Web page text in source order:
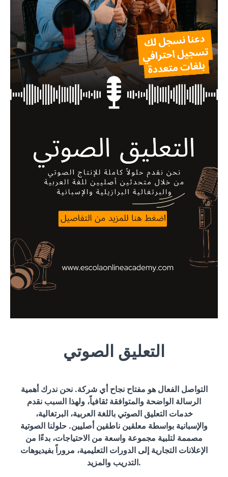
التعليق الصوتي
التواصل الفعال هو مفتاح نجاح أي شركة. نحن ندرك أهمية
الرسالة الواضحة والمتوافقة ثقافياً، ولهذا السبب نقدم
خدمات التعليق الصوتي باللغة العربية، البرتغالية،
والإسبانية بواسطة معلقين ناطقين أصليين. حلولنا الصوتية
مصممة لتلبية مجموعة واسعة من الاحتياجات، بدءًا من
الإعلانات التجارية إلى الدورات التعليمية، مروراً بفيديوهات
التدريب والمزيد.